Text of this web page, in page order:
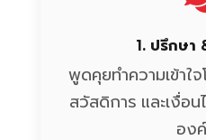
1. ปรึกษา
พูดคุยทำความเข้าใ
สวัสดิการ และเงื่อ
อง